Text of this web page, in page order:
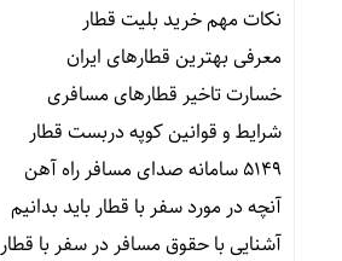
نکات مهم خرید بلیت قطار
معرفی بهترین قطارهای ایران
خسارت تاخیر قطارهای مسافری
شرایط و قوانین کوپه دربست قطار
۵۱۴۹ سامانه صدای مسافر راه آهن
آنچه در مورد سفر با قطار باید بدانیم
آشنایی با حقوق مسافر در سفر با قطار